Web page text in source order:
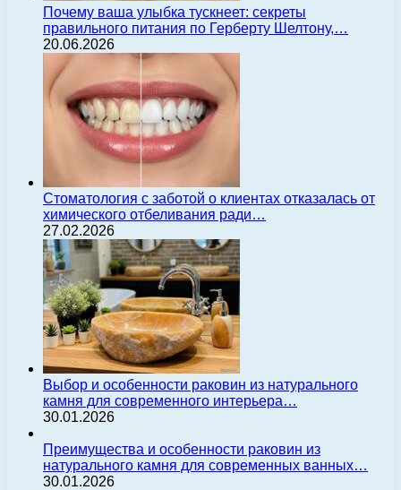
Почему ваша улыбка тускнеет: секреты
правильного питания по Герберту Шелтону,…
20.06.2026
Стоматология с заботой о клиентах отказалась от
химического отбеливания ради…
27.02.2026
Выбор и особенности раковин из натурального
камня для современного интерьера…
30.01.2026
Преимущества и особенности раковин из
натурального камня для современных ванных…
30.01.2026